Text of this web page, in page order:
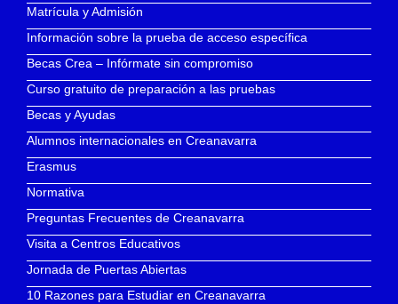
Matrícula y Admisión
Información sobre la prueba de acceso específica
Becas Crea – Infórmate sin compromiso
Curso gratuito de preparación a las pruebas
Becas y Ayudas
Alumnos internacionales en Creanavarra
Erasmus
Normativa
Preguntas Frecuentes de Creanavarra
Visita a Centros Educativos
Jornada de Puertas Abiertas
10 Razones para Estudiar en Creanavarra